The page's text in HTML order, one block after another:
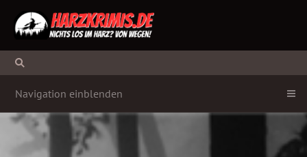
Navigation einblenden